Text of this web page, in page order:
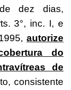
dez dias,
3°, inc. I, e
autorize
do
de
consistente